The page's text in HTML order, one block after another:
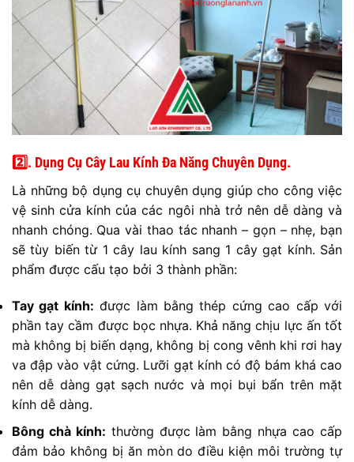
2️⃣. Dụng Cụ Cây Lau Kính Đa Năng Chuyên Dụng.
Là những bộ dụng cụ chuyên dụng giúp cho công việc
vệ sinh cửa kính của các ngôi nhà trở nên dễ dàng và
nhanh chóng. Qua vài thao tác nhanh – gọn – nhẹ, bạn
sẽ tùy biến từ 1 cây lau kính sang 1 cây gạt kính. Sản
phẩm được cấu tạo bởi 3 thành phần:
Tay gạt kính: được làm bằng thép cứng cao cấp với
phần tay cầm được bọc nhựa. Khả năng chịu lực ấn tốt
mà không bị biến dạng, không bị cong vênh khi rơi hay
va đập vào vật cứng. Lưỡi gạt kính có độ bám khá cao
nên dễ dàng gạt sạch nước và mọi bụi bẩn trên mặt
kính dễ dàng.
Bông chà kính: thường được làm bằng nhựa cao cấp
đảm bảo không bị ăn mòn do điều kiện môi trường tự